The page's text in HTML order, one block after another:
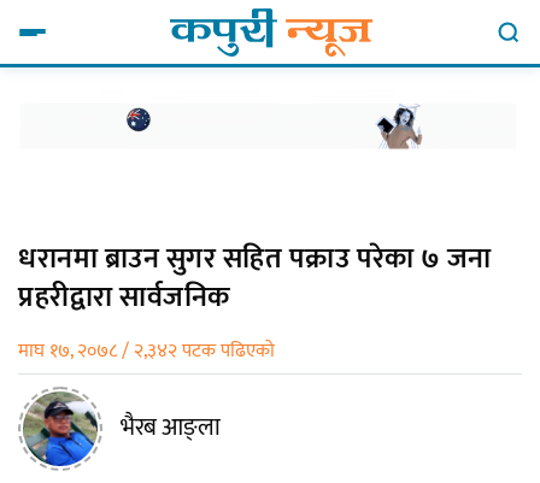
धरानमा ब्राउन सुगर सहित पक्राउ परेका ७ जना
प्रहरीद्वारा सार्वजनिक
माघ १७, २०७८ / २,३४२ पटक पढिएको
भैरब आङ्ला